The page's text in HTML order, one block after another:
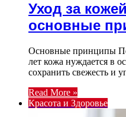
Уход за
основные
Основные принципы
лет кожа нуждается в
сохранить свежесть и
Read More »
Красота и Здоровье